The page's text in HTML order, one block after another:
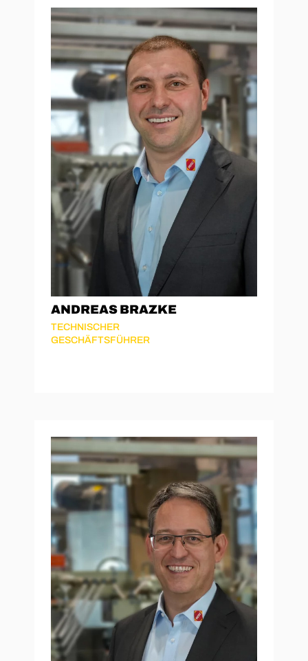
ANDREAS BRAZKE
TECHNISCHER
GESCHÄFTSFÜHRER